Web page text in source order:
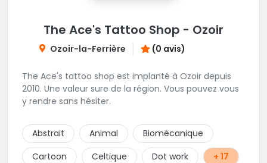
The Ace's Tattoo Shop - Ozoir
Ozoir-la-Ferrière (0 avis)
The Ace's tattoo shop est implanté à Ozoir depuis
2010. Une valeur sure de la région. Vous pouvez vous
y rendre sans hésiter.
Abstrait Animal
Biomécanique
Cartoon
Celtique Dot work + 17